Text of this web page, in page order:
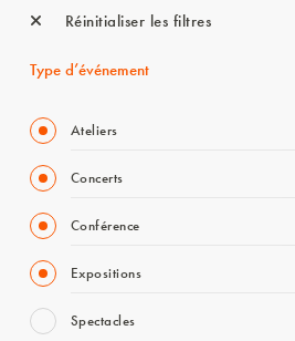
Réinitialiser les filtres
Type d’événement
Ateliers
Concerts
Conférence
Expositions
Spectacles